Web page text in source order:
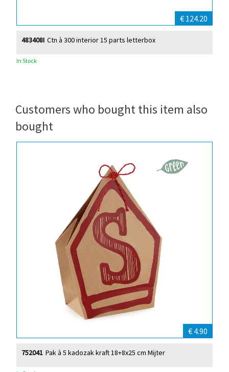
€ 124.20
Ctn à 300 interior 15 parts letterbox
483408I
In Stock
Customers who bought this item also
bought
€ 4.90
Pak à 5 kadozak kraft 18+8x25 cm Mijter
752041